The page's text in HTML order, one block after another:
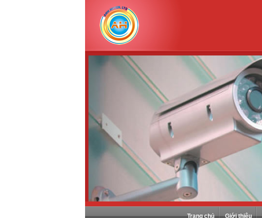
Trang chủ Giới thiệu